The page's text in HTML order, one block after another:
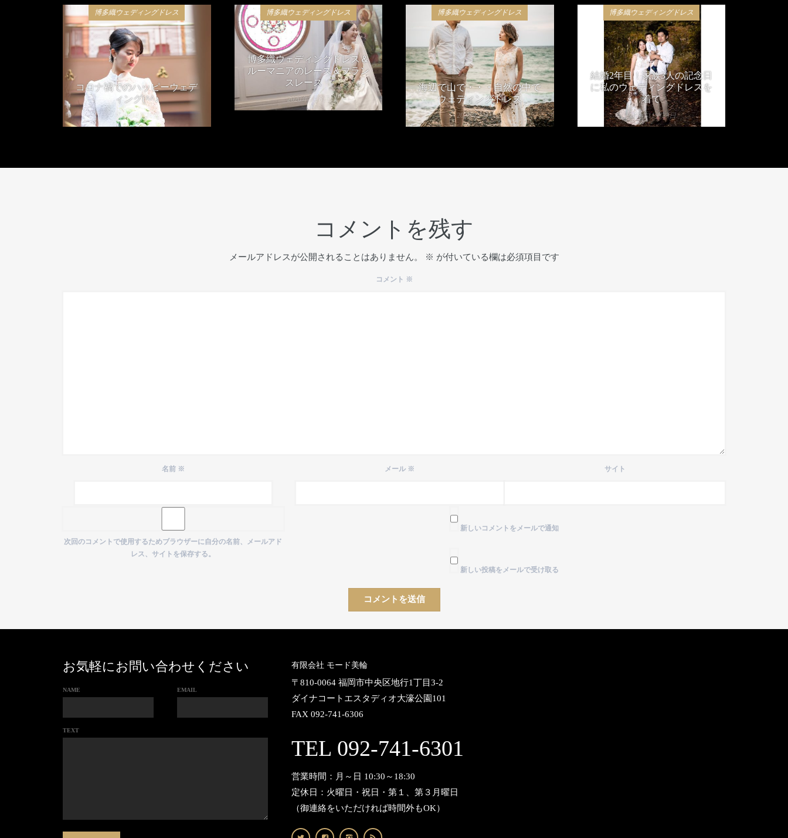
博多織ウェディングドレス
コロナ禍でのハッピーウェデ
ィング(^^♪
2021年4月24日
博多織ウェディングドレス
博多織ウェディングドレス＆
ルーマニアのレース＆フラン
スレース
2020年5月8日
博多織ウェディングドレス
海辺で山で・・・自然の中で
ウェディングドレス
2020年2月13日
博多織ウェディングドレス
結婚2年目！家族3人の記念日
に私のウェディングドレスを
着て
2019年11月23日
コメントを残す
メールアドレスが公開されることはありません。 ※ が付いている欄は必須項目です
コメント ※
名前 ※ メール ※ サイト
次回のコメントで使用するためブラウザーに自分の名前、メールアド
レス、サイトを保存する。
新しいコメントをメールで通知
新しい投稿をメールで受け取る
お気軽にお問い合わせください
NAME EMAIL
TEXT
有限会社 モード美輪
〒810-0064 福岡市中央区地行1丁目3-2
ダイナコートエスタディオ大濠公園101
FAX 092-741-6306
TEL 092-741-6301
営業時間：月～日 10:30～18:30
定休日：火曜日・祝日・第１、第３月曜日
（御連絡をいただければ時間外もOK）